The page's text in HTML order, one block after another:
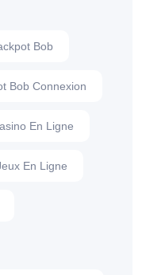
Bob
Bob Connexion
En Ligne
En Ligne